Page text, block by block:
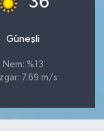
Güneşli
Nem: %13
7.69 m/s